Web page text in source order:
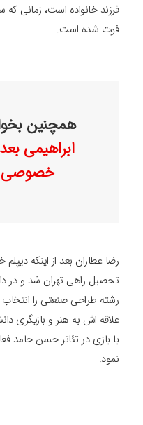
فرزند خانواده است، زمانی
فوت شده است.
همچنین
ابراهیمی
خصوصی
رضا عطاران بعد از اینکه
تحصیل راهی تهران شد و در
رشته طراحی صنعتی را
علاقه اش به هنر و بازیگری
نمود.